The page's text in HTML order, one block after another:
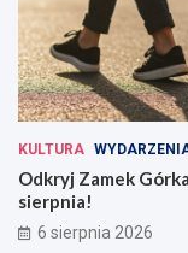
KULTURA
Odkryj Zamek
sierpnia!
6 sierpnia 2026